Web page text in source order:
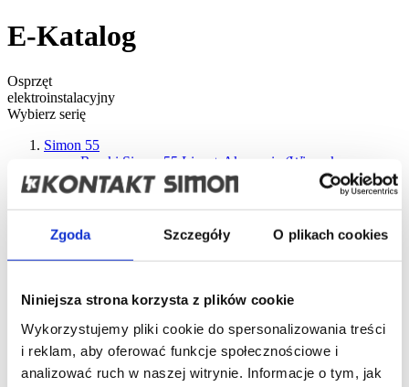
Zgoda Szczegóły O plikach cookies
Niniejsza strona korzysta z plików cookie
Wykorzystujemy pliki cookie do spersonalizowania treści
i reklam, aby oferować funkcje społecznościowe i
analizować ruch w naszej witrynie. Informacje o tym, jak
E-Katalog
Osprzęt
elektroinstalacyjny
Wybierz serię
Simon 55
Ramki Simon 55 Line + Akcesoria (Wieszak,
Podstawka...) Ramki Simon 55 Duo
Ramki Simon 55
NatureŁączniki i przyciski
Sterowanie roletami
Łączniki elektroniczneŁączniki na kluczyk
Ściemniacze
Regulacja temperatury
Czujniki ruchu
Ładowarki USBGniazda wtyczkoweGniazda
antenowe, głośnikowe, HDMIGniazda
Podświetlenie schodów i korytarzyPuszki natynkowe
do ramek Line i Duo Produkty uzupełniające
Produkty wycofane z oferty
Simon GO - osprzęt sterowany smartfonem
Sterowniki Simon 55 GOSterowniki Simon 54 GO
Sterowniki Simon 24 GOSterowniki dopuszkowe i